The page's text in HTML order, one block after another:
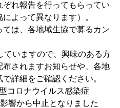
れ報告を行ってもらってい
よって異なります）。
ては、各地域生協で募るカン
ていますので、興味のある方
されますお知らせや、各地
詳細をご確認ください。
コロナウイルス感染症
響から中止となりました